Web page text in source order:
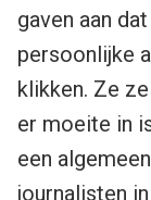
gaven aan
persoonlijke
klikken. Ze
er moeite in
een
journalisten